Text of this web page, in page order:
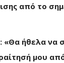
από το
«Θα ήθελα να
μου